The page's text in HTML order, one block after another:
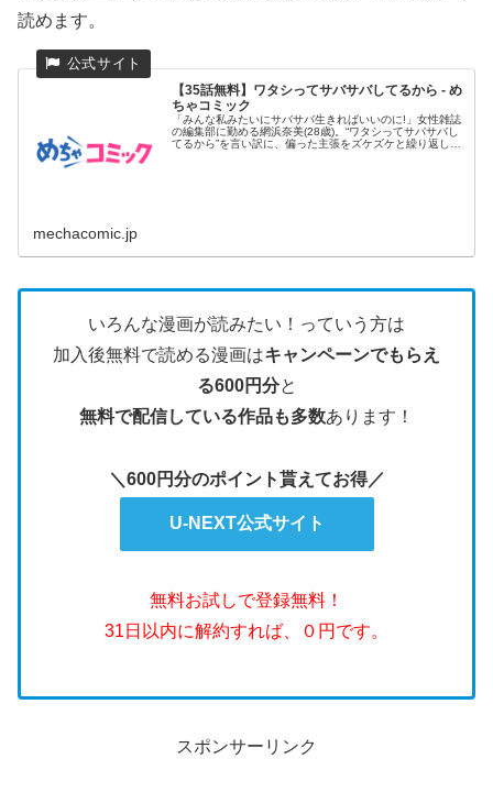
読めます。
【35話無料】ワタシってサバサバしてるから - め
ちゃコミック
「みんな私みたいにサバサバ生きればいいのに!」女性雑誌
の編集部に勤める網浜奈美(28歳)。“ワタシってサバサバし
てるから”を言い訳に、偏った主張をズケズケと繰り返し、
mechacomic.jp
いろんな漫画が読みたい！っていう方は
加入後無料で読める漫画はキャンペーンでもらえ
る600円分と
無料で配信している作品も多数あります！
＼600円分のポイント貰えてお得／
U-NEXT公式サイト
無料お試しで登録無料！
31日以内に解約すれば、０円です。
スポンサーリンク